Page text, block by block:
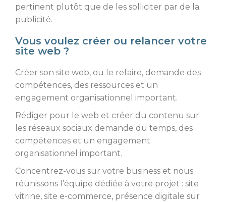
pertinent plutôt que de les solliciter par de la
publicité.
Vous voulez créer ou relancer votre
site web ?
Créer son site web, ou le refaire, demande des
compétences, des ressources et un
engagement organisationnel important.
Rédiger pour le web et créer du contenu sur
les réseaux sociaux demande du temps, des
compétences et un engagement
organisationnel important.
Concentrez-vous sur votre business et nous
réunissons l’équipe dédiée à votre projet : site
vitrine, site e-commerce, présence digitale sur